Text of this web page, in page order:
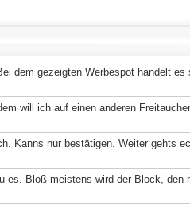
dem gezeigten Werbespot handelt es
will ich auf einen anderen
Kanns nur bestätigen. Weiter gehts
es. Bloß meistens wird der Block, den